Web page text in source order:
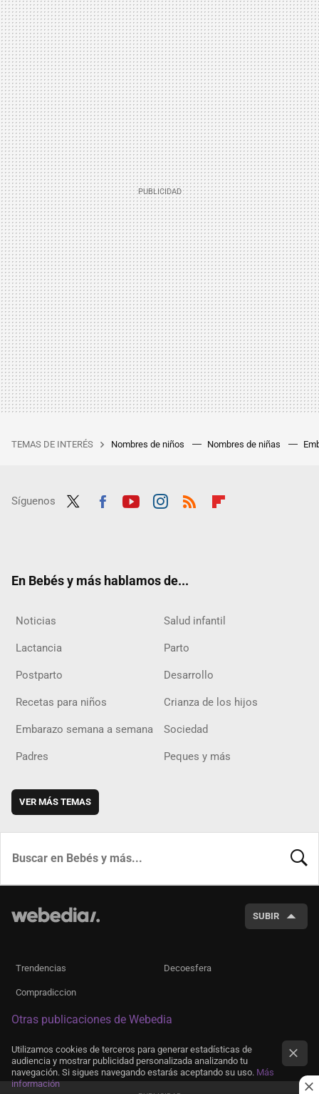
TEMAS DE INTERÉS Nombres de niños Nombres de niñas
Síguenos
En Bebés y más hablamos de...
Noticias Salud infantil
Lactancia Parto
Postparto Desarrollo
Recetas para niños Crianza de los hijos
Embarazo semana a semana Sociedad
Padres Peques y más
VER MÁS TEMAS
SUBIR
Trendencias Decoesfera
Compradiccion
Otras publicaciones de Webedia
Utilizamos cookies de terceros para generar estadísticas de
audiencia y mostrar publicidad personalizada analizando tu
navegación. Si sigues navegando estarás aceptando su uso. Más
información